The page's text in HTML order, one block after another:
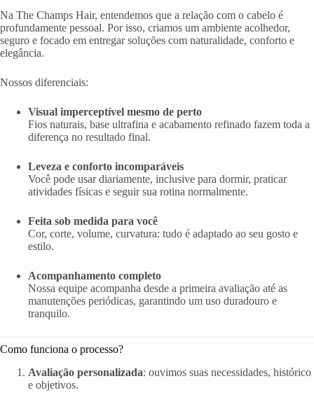
Na The Champs Hair, entendemos que a relação com o cabelo é
profundamente pessoal. Por isso, criamos um ambiente acolhedor,
seguro e focado em entregar soluções com naturalidade, conforto e
elegância.
Nossos diferenciais:
Visual imperceptível mesmo de perto
Fios naturais, base ultrafina e acabamento refinado fazem toda a
diferença no resultado final.
Leveza e conforto incomparáveis
Você pode usar diariamente, inclusive para dormir, praticar
atividades físicas e seguir sua rotina normalmente.
Feita sob medida para você
Cor, corte, volume, curvatura: tudo é adaptado ao seu gosto e
estilo.
Acompanhamento completo
Nossa equipe acompanha desde a primeira avaliação até as
manutenções periódicas, garantindo um uso duradouro e
tranquilo.
Como funciona o processo?
Avaliação personalizada: ouvimos suas necessidades, histórico
e objetivos.